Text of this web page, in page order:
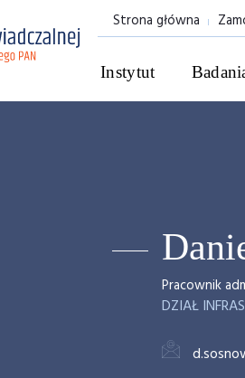
Strona główna
Instytut
Pracownik
DZIAŁ